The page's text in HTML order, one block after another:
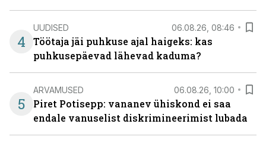
4
UUDISED 06.08.26, 08:46
Töötaja jäi puhkuse ajal haigeks: kas
puhkusepäevad lähevad kaduma?
5
ARVAMUSED 06.08.26, 10:00
Piret Potisepp: vananev ühiskond ei saa
endale vanuselist diskrimineerimist lubada